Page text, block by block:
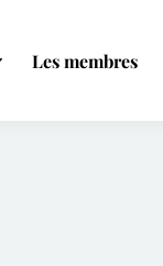
Les membres